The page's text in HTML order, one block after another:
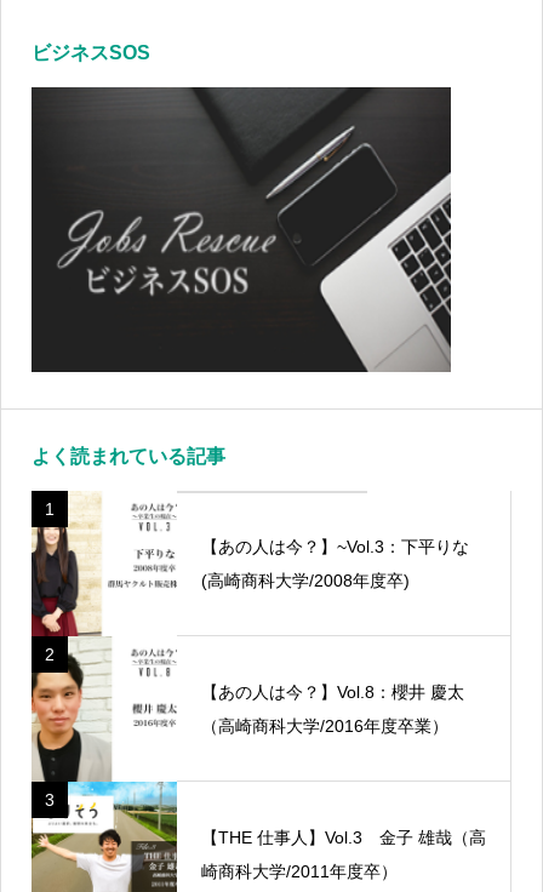
ビジネスSOS
よく読まれている記事
1
【あの人は今？】~Vol.3：下平りな
(高崎商科大学/2008年度卒)
2
【あの人は今？】Vol.8：櫻井 慶太
（高崎商科大学/2016年度卒業）
3
【THE 仕事人】Vol.3 金子 雄哉（高
崎商科大学/2011年度卒）